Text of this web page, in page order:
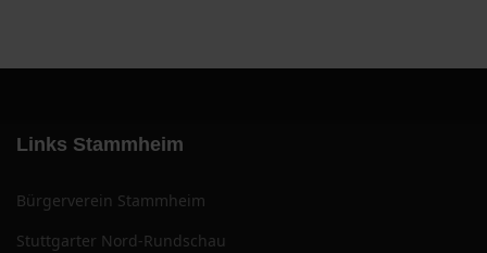
Links Stammheim
Bürgerverein Stammheim
Stuttgarter Nord-Rundschau